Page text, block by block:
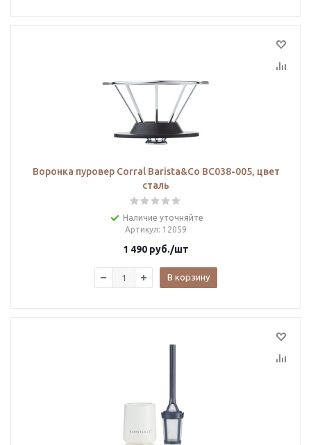
Воронка пуровер Corral Barista&Co BC038-005, цвет
сталь
Наличие уточняйте
Артикул: 12059
1 490 руб./шт
В корзину